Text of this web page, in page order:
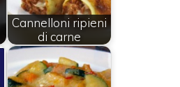
Cannelloni ripieni
di carne